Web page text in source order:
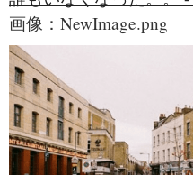
画像：NewImage.png